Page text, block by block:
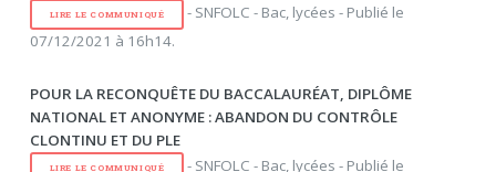
LIRE LE COMMUNIQUÉ
- SNFOLC - Bac, lycées - Publié le
07/12/2021 à 16h14.
POUR LA RECONQUÊTE DU BACCALAURÉAT, DIPLÔME
NATIONAL ET ANONYME : ABANDON DU CONTRÔLE
CLONTINU ET DU PLE
LIRE LE COMMUNIQUÉ
- SNFOLC - Bac, lycées - Publié le